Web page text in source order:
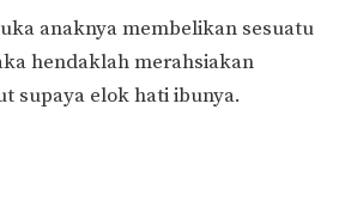
anaknya membelikan sesuatu
hendaklah merahsiakan
supaya elok hati ibunya.